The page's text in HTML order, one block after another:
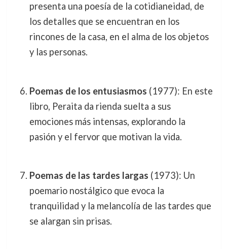
presenta una poesía de la cotidianeidad, de
los detalles que se encuentran en los
rincones de la casa, en el alma de los objetos
y las personas.
Poemas de los entusiasmos (1977): En este
libro, Peraita da rienda suelta a sus
emociones más intensas, explorando la
pasión y el fervor que motivan la vida.
Poemas de las tardes largas (1973): Un
poemario nostálgico que evoca la
tranquilidad y la melancolía de las tardes que
se alargan sin prisas.